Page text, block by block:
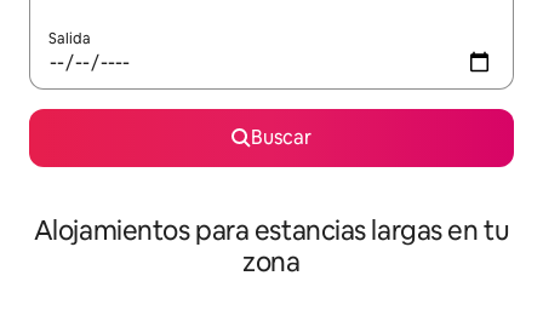
Salida
Buscar
Alojamientos para estancias largas en tu
zona